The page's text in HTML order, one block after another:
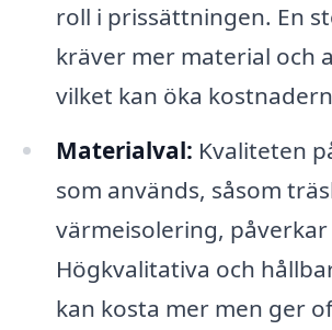
roll i prissättningen. En
kräver mer material och
vilket kan öka
Materialval: Kvaliteten
som används, såsom
värmeisolering, påverkar
Högkvalitativa och
kan kosta mer men ger